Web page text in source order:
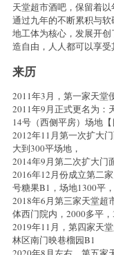
天堂超市酒吧，保留着
通过九年的不断累积与
地工体为核心，发展开
造自由，人人都可以享受
来历
2011年3月，第一家天堂
2011年9月正式更名为：
14号（西侧平房）场地【
2012年11月第一次扩大
大到300平场地，
2014年9月第二次扩大门
2016年12月份成立第二
号糖果B1，场地1300平，
2018年6月第三家天堂超
体西门院内，2000多平，
2019年11月，第四家天
林区南门映巷榴园B1